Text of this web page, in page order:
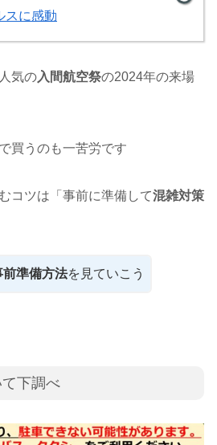
スに感動
気の入間航空祭の2024年の来場
で買うのも一苦労です
コツは「事前に準備して混雑対策
前準備方法を見ていこう
下調べ